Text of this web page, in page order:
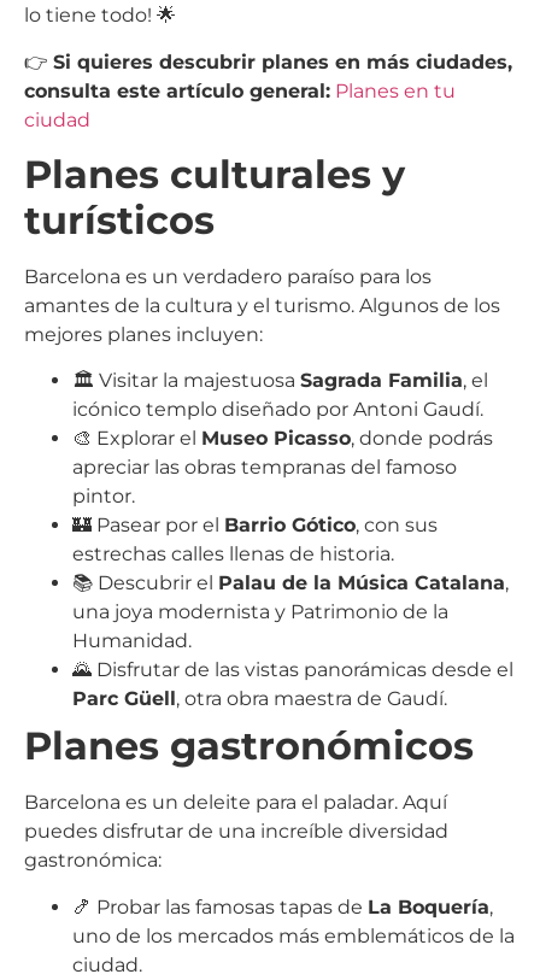
lo tiene todo! 🌟
👉 Si quieres descubrir planes en más ciudades,
consulta este artículo general: Planes en tu
ciudad
Planes culturales y
turísticos
Barcelona es un verdadero paraíso para los
amantes de la cultura y el turismo. Algunos de los
mejores planes incluyen:
🏛️ Visitar la majestuosa Sagrada Familia, el
icónico templo diseñado por Antoni Gaudí.
🎨 Explorar el Museo Picasso, donde podrás
apreciar las obras tempranas del famoso
pintor.
🏰 Pasear por el Barrio Gótico, con sus
estrechas calles llenas de historia.
📚 Descubrir el Palau de la Música Catalana,
una joya modernista y Patrimonio de la
Humanidad.
🌄 Disfrutar de las vistas panorámicas desde el
Parc Güell, otra obra maestra de Gaudí.
Planes gastronómicos
Barcelona es un deleite para el paladar. Aquí
puedes disfrutar de una increíble diversidad
gastronómica:
🍤 Probar las famosas tapas de La Boquería,
uno de los mercados más emblemáticos de la
ciudad.